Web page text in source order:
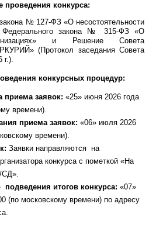
проведения конкурса:
№ 127-ФЗ «О несостоятельности
Федерального закона № 315-ФЗ «О
и Решение Совета
(Протокол заседания Совета
г.).
конкурсных процедур:
приема заявок: «25» июня 2026 года
времени).
приема заявок: «06» июля 2026
времени).
Заявки направляются на
конкурса с пометкой «На
СД».
итогов конкурса: «07»
(по московскому времени) по адресу